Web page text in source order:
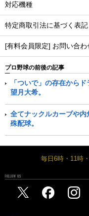
対応機種
特定商取引法に基づく表記
[有料会員限定] お問い合わ
プロ野球の前後の記事
「ついで」の存在から
望月大希。
全てナックルカーブや
殊配球。
毎日6時・11時
FOLLOW US